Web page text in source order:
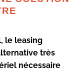
le leasing
très
nécessaire